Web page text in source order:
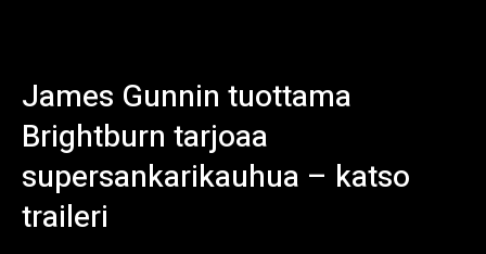
James Gunnin tuottama
Brightburn tarjoaa
supersankarikauhua – katso
traileri